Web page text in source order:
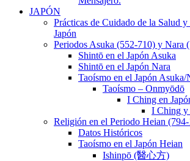
JAPÓN
Prácticas de Cuidado de la Salud
Japón
Periodos Asuka (552-710) y Nara
Shintō en el Japón Asuka
Shintō en el Japón Nara
Taoísmo en el Japón Asuka/
Taoísmo – Onmyōdō
I Ching en
I Ching y
Religión en el Periodo Heian
Datos Históricos
Taoísmo en el Japón Heian
Ishinpō (醫心方)